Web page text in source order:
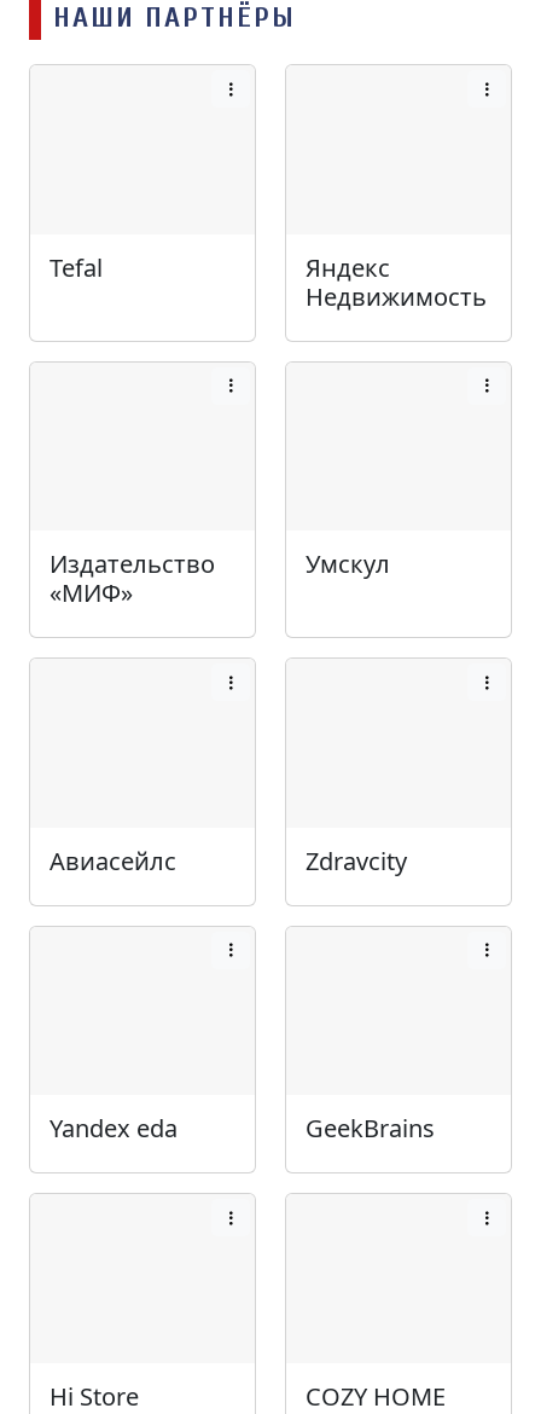
НАШИ ПАРТНЁРЫ
Tefal
Яндекс
Недвижимость
Издательство
«МИФ»
Умскул
Авиасейлс Zdravcity
Yandex eda GeekBrains
Hi Store COZY HOME